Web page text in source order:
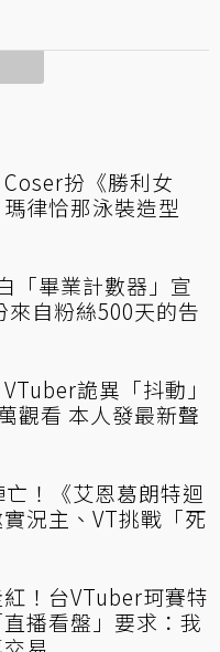
扮《勝利女
律恰那泳裝造型
「畢業計數器」宣
來自粉絲500天的告
詭異「抖動」
觀看 本人發最新聲
！《艾恩葛朗特迴
況主、VT挑戰「死
！台VTuber珂賽特
播看盤」要求：我